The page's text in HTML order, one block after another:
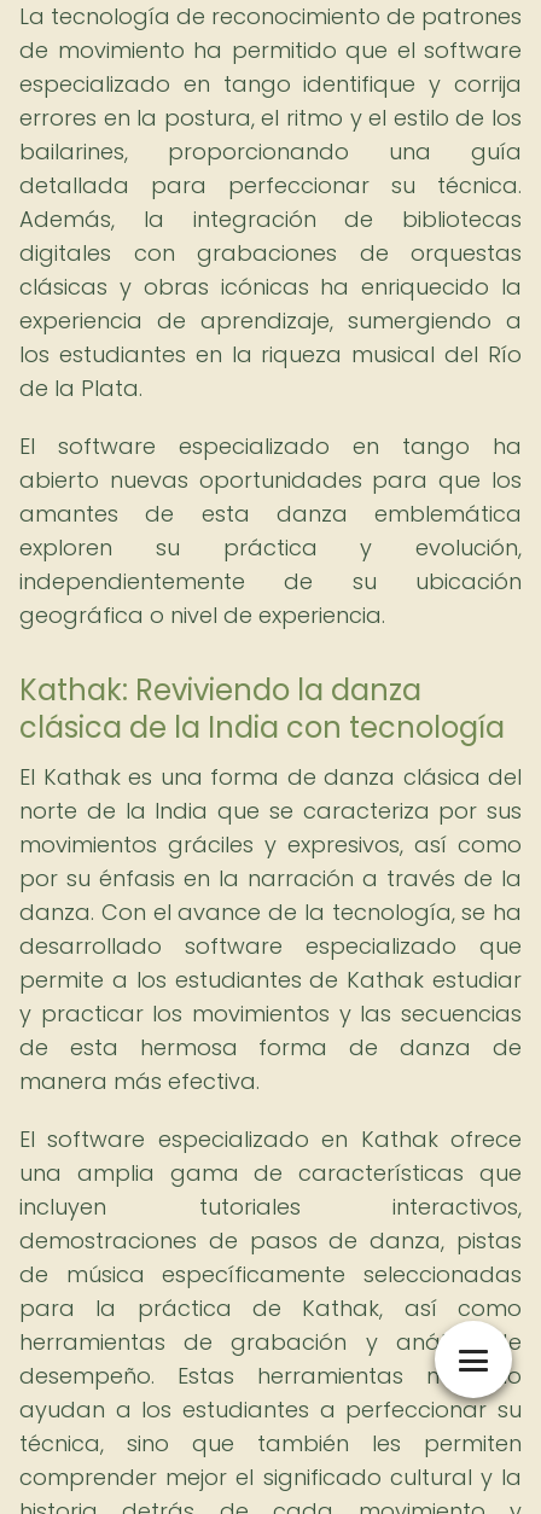
La tecnología de reconocimiento de patrones
de movimiento ha permitido que el software
especializado en tango identifique y corrija
errores en la postura, el ritmo y el estilo de los
bailarines, proporcionando una guía
detallada para perfeccionar su técnica.
Además, la integración de bibliotecas
digitales con grabaciones de orquestas
clásicas y obras icónicas ha enriquecido la
experiencia de aprendizaje, sumergiendo a
los estudiantes en la riqueza musical del Río
de la Plata.
El software especializado en tango ha
abierto nuevas oportunidades para que los
amantes de esta danza emblemática
exploren su práctica y evolución,
independientemente de su ubicación
geográfica o nivel de experiencia.
Kathak: Reviviendo la danza
clásica de la India con tecnología
El Kathak es una forma de danza clásica del
norte de la India que se caracteriza por sus
movimientos gráciles y expresivos, así como
por su énfasis en la narración a través de la
danza. Con el avance de la tecnología, se ha
desarrollado software especializado que
permite a los estudiantes de Kathak estudiar
y practicar los movimientos y las secuencias
de esta hermosa forma de danza de
manera más efectiva.
El software especializado en Kathak ofrece
una amplia gama de características que
incluyen tutoriales interactivos,
demostraciones de pasos de danza, pistas
de música específicamente seleccionadas
para la práctica de Kathak, así como
herramientas de grabación y análisis de
desempeño. Estas herramientas no solo
ayudan a los estudiantes a perfeccionar su
técnica, sino que también les permiten
comprender mejor el significado cultural y la